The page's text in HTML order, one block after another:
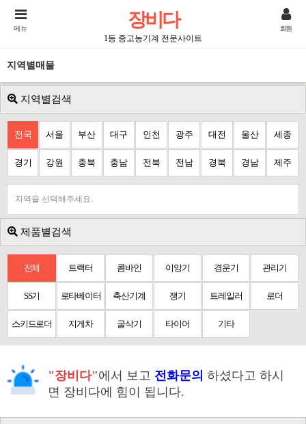
장비다
1등 중고농기계 전문사이트
메뉴 회원
지역별매물
지역별검색
전국 서울 부산 대구 인천 광주 대전 울산 세종
경기 강원 충북 충남 전북 전남 경북 경남 제주
지역을 선택해주세요.
제품별검색
전체 트랙터 콤바인 이앙기 경운기 관리기
SS기 로타베이터 축산기계 쟁기 트레일러 로더
스키드로더 지게차 굴삭기 타이어 기타
"장비다"에서 보고 전화문의 하셨다고 하시
면 장비다에 힘이 됩니다.